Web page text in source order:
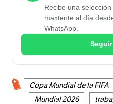
Recibe una
mantente al día
WhatsApp.
Copa Mundial de la FIFA
Mundial 2026